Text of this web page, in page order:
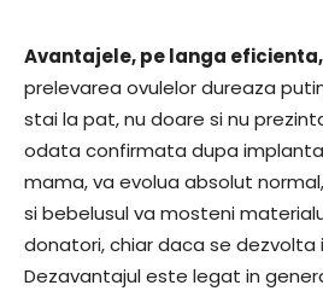
Avantajele, pe langa
prelevarea ovulelor dureaza
stai la pat, nu doare si nu
odata confirmata dupa
mama, va evolua absolut
si bebelusul va mosteni
donatori, chiar daca se
Dezavantajul este legat in